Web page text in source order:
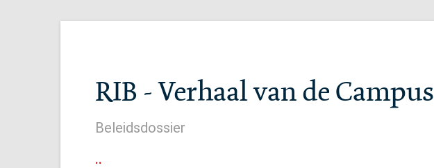
RIB - Verhaal van de Campus
Beleidsdossier
..